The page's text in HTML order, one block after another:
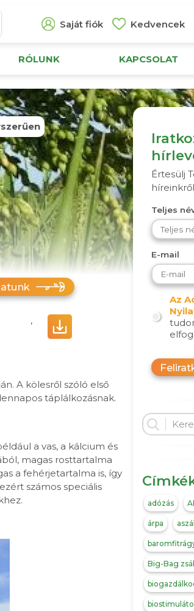
Saját fiók Kedvencek
RÓLUNK KAPCSOLAT
,
A kölesről szóló első
táplálkozásnak.
a vas, a kálcium és
magas rosttartalma
a fehérjetartalma is, így
számos speciális
Értesülj
Teljes
E-mail
Az
adózás
árpa
Big-Bag